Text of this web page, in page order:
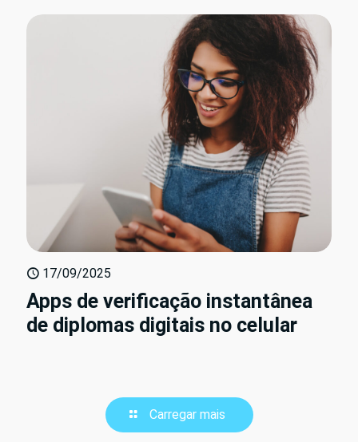
17/09/2025
Apps de verificação instantânea
de diplomas digitais no celular
Carregar mais